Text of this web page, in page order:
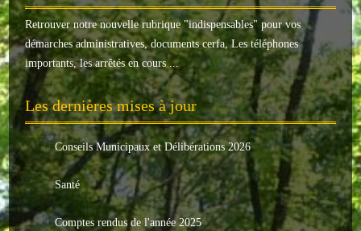
Histoire
Galerie
LA MAIRIE
Horaires
Agence postale
Le conseil municipal
Retrouver notre nouvelle rubrique "indispensables" pour vos
démarches administratives, documents cerfa, Les téléphones
importants, les arrêtés en cours ...
Les dernières mises à jour
Conseils Municipaux et Délibérations 2026
Santé
Comptes rendus de l'année 2025